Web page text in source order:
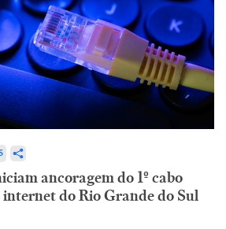
ancoragem do 1º cabo
do Rio Grande do Sul